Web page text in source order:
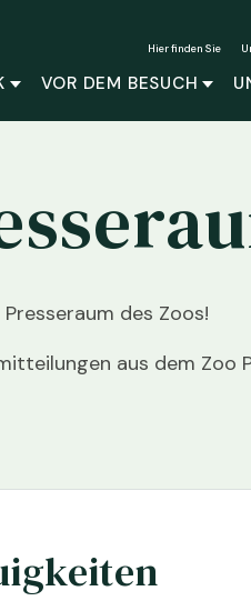
VOR DEM BESUCH
Hier finden Sie
des Zoos!
aus dem Zoo